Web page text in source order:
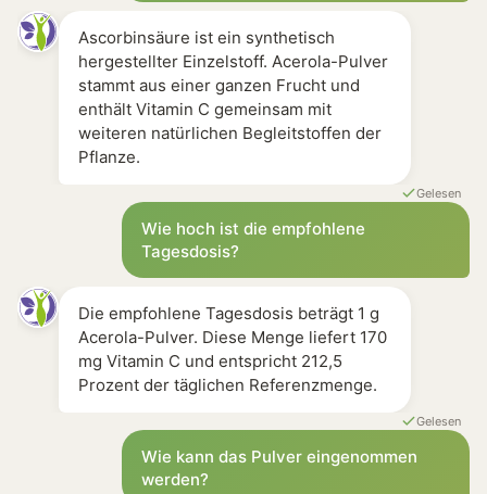
Ascorbinsäure ist ein synthetisch
hergestellter Einzelstoff. Acerola-Pulver
stammt aus einer ganzen Frucht und
enthält Vitamin C gemeinsam mit
weiteren natürlichen Begleitstoffen der
Pflanze.
Gelesen
Wie hoch ist die empfohlene
Tagesdosis?
Die empfohlene Tagesdosis beträgt 1 g
Acerola-Pulver. Diese Menge liefert 170
mg Vitamin C und entspricht 212,5
Prozent der täglichen Referenzmenge.
Gelesen
Wie kann das Pulver eingenommen
werden?